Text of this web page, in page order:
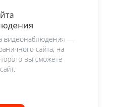
видеонаблюдения —
сайта, на
вы сможете